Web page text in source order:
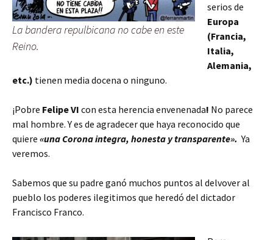
La bandera repulbicana no cabe en este
Reino.
serios de
Europa
(Francia,
Italia,
Alemania,
etc.) tienen media docena o ninguno.
¡Pobre Felipe VI con esta herencia envenenada! No parece
mal hombre. Y es de agradecer que haya reconocido que
quiere «una Corona integra, honesta y transparente». Ya
veremos.
Sabemos que su padre ganó muchos puntos al delvover al
pueblo los poderes ilegitimos que heredó del dictador
Francisco Franco.